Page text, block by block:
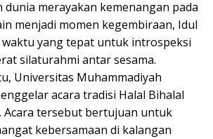
dunia merayakan kemenangan pada
menjadi momen kegembiraan, Idul
waktu yang tepat untuk introspeksi
silaturahmi antar sesama.
Universitas Muhammadiyah
acara tradisi Halal Bihalal
Acara tersebut bertujuan untuk
kebersamaan di kalangan